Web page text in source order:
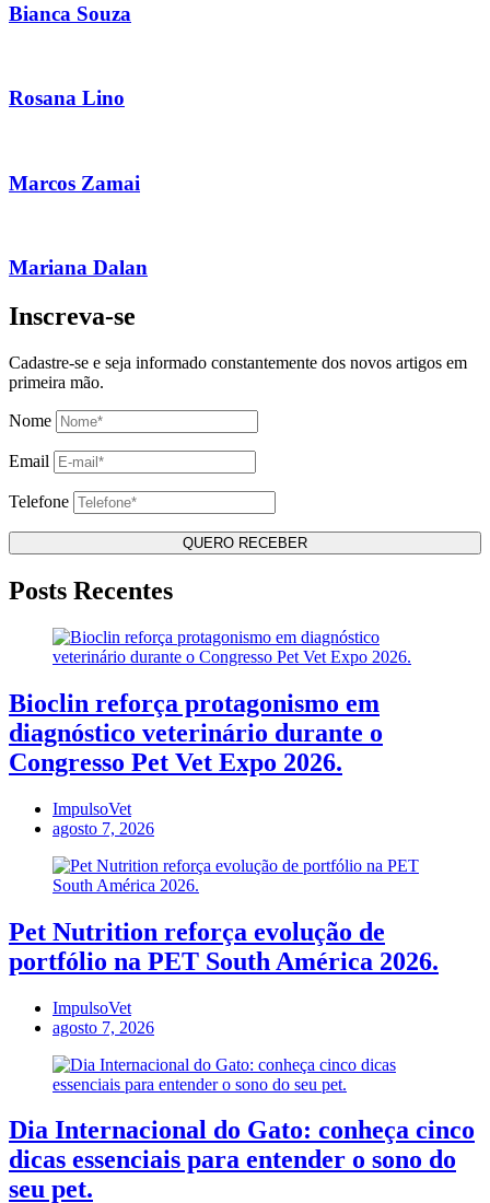
Bianca Souza
Rosana Lino
Marcos Zamai
Mariana Dalan
Inscreva-se
Cadastre-se e seja informado constantemente dos novos artigos em
primeira mão.
Nome
Email
Telefone
Posts Recentes
Bioclin reforça protagonismo em
diagnóstico veterinário durante o
Congresso Pet Vet Expo 2026.
ImpulsoVet
agosto 7, 2026
Pet Nutrition reforça evolução de
portfólio na PET South América 2026.
ImpulsoVet
agosto 7, 2026
Dia Internacional do Gato: conheça cinco
dicas essenciais para entender o sono do
seu pet.